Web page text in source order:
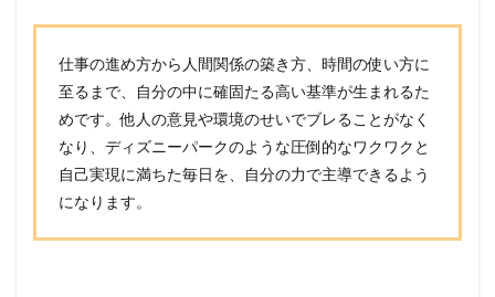
仕事の進め方から人間関係の築き方、時間の使い方に
至るまで、自分の中に確固たる高い基準が生まれるた
めです。他人の意見や環境のせいでブレることがなく
なり、ディズニーパークのような圧倒的なワクワクと
自己実現に満ちた毎日を、自分の力で主導できるよう
になります。